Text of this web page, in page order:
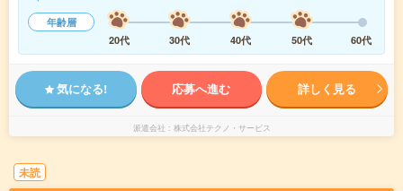
年齢層
20代
30代 40代 50代 60代
気になる! 応募へ進む 詳しく見る
派遣会社 株式会社テクノ・サービス
未読